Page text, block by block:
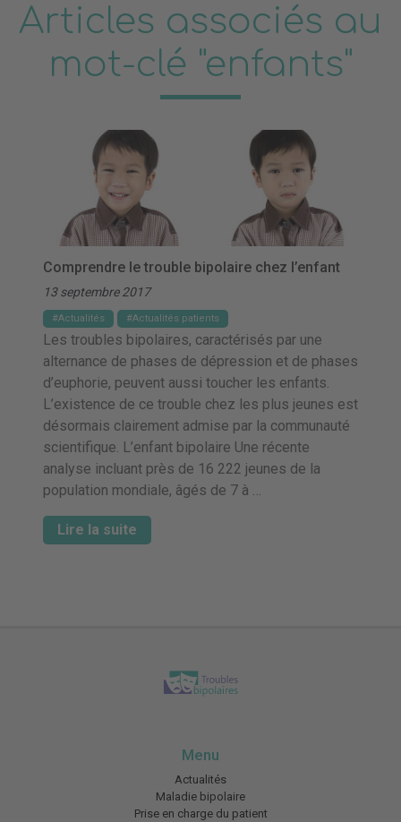
Articles associés au
mot-clé "enfants"
Comprendre le trouble bipolaire chez l’enfant
13 septembre 2017
Actualités Actualités patients
Les troubles bipolaires, caractérisés par une
alternance de phases de dépression et de phases
d’euphorie, peuvent aussi toucher les enfants.
L’existence de ce trouble chez les plus jeunes est
désormais clairement admise par la communauté
scientifique. L’enfant bipolaire Une récente
analyse incluant près de 16 222 jeunes de la
population mondiale, âgés de 7 à …
Lire la suite
Menu
Actualités
Maladie bipolaire
Prise en charge du patient